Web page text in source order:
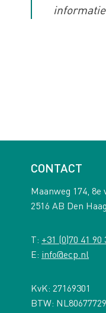
CONTACT
Maanweg 174, 8e
2516 AB Den Haag
T: +31 (0)70 41 90
E: info@ecp.nl
KvK: 27169301
BTW: